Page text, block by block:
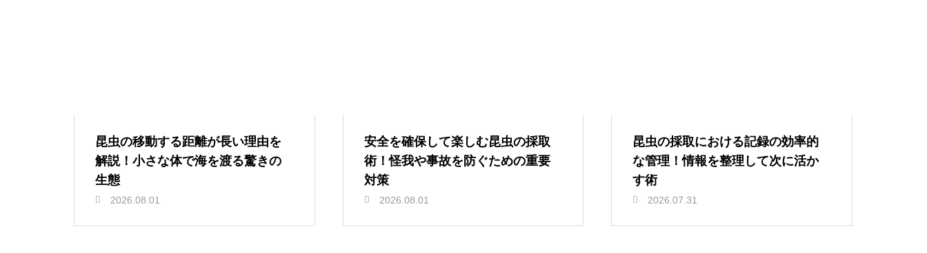
昆虫の移動する距離が長い理由を
解説！小さな体で海を渡る驚きの
生態
2026.08.01
安全を確保して楽しむ昆虫の採取
術！怪我や事故を防ぐための重要
対策
2026.08.01
昆虫の採取における記録の効率的
な管理！情報を整理して次に活か
す術
2026.07.31